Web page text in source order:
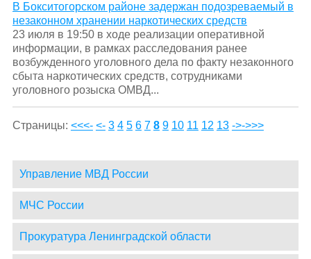
В Бокситогорском районе задержан подозреваемый в
незаконном хранении наркотических средств
23 июля в 19:50 в ходе реализации оперативной
информации, в рамках расследования ранее
возбужденного уголовного дела по факту незаконного
сбыта наркотических средств, сотрудниками
уголовного розыска ОМВД...
Страницы: <<<- <- 3 4 5 6 7 8 9 10 11 12 13 ->->>>
Управление МВД России
МЧС России
Прокуратура Ленинградской области